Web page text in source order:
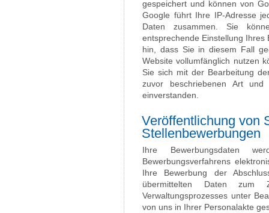
gespeichert und können von
Google führt Ihre IP-Adresse
Daten zusammen. Sie
entsprechende Einstellung
hin, dass Sie in diesem Fall
Website vollumfänglich nutzen
Sie sich mit der Bearbeitung
zuvor beschriebenen Art
einverstanden.
Veröffentlichung von
Stellenbewerbungen
Ihre Bewerbungsdaten
Bewerbungsverfahrens
Ihre Bewerbung der
übermittelten Daten zum
Verwaltungsprozesses unter
von uns in Ihrer Personalakte